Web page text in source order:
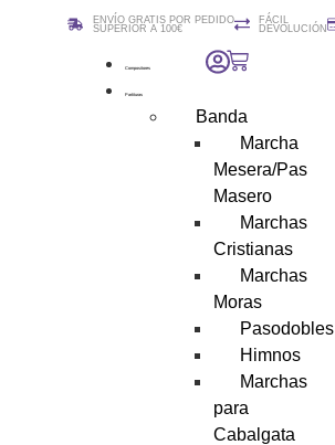
ENVÍO GRATIS POR PEDIDO
SUPERIOR A 100€
FÁCIL
DEVOLUCIÓN
Compositores
Partituras
Banda
Marcha
Mesera/Pas
Masero
Marchas
Cristianas
Marchas
Moras
Pasodobles
Himnos
Marchas
para
Cabalgata